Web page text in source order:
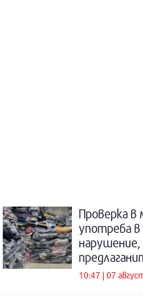
Проверка в
употреба в
10:47 | 07